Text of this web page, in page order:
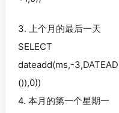
3. 上个月的最后一天
SELECT
dateadd(ms,-
()),0))
4. 本月的第一个星期一